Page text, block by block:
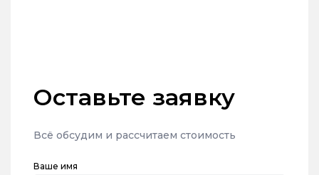
Оставьте заявку
Всё обсудим и рассчитаем стоимость
Ваше имя